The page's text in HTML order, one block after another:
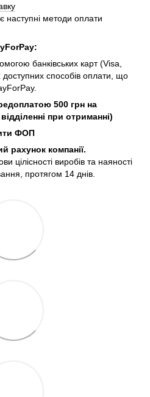
наступні методи оплати
банківських карт (Visa,
способів оплати, що
500 грн на
при отриманні)
ФОП
рахунок компанії.
цілісності виробів та наяності
протягом 14 днів.